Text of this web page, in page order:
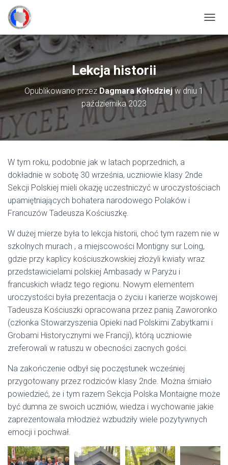
R
Ł
Ą
C
Z
N
W
I
G
Lekcja historii
Opublikowano przezDagmara Kołodziejw dniu 1
października 2023
W tym roku, podobnie jak w latach poprzednich, a
dokładnie w sobotę 30 września, uczniowie klasy 2nde
Sekcji Polskiej mieli okazję uczestniczyć w uroczystościach
upamiętniających bohatera narodowego Polaków i
Francuzów Tadeusza Kościuszkę.
W dużej mierze była to lekcja historii, choć tym razem nie w
szkolnych murach , a miejscowości Montigny sur Loing,
gdzie przy kaplicy kościuszkowskiej złożyli kwiaty wraz
przedstawicielami polskiej Ambasady w Paryżu i
francuskich władz tego regionu. Nowym elementem
uroczystości była prezentacja o życiu i karierze wojskowej
Tadeusza Kościuszki opracowana przez panią Zaworonko
(członka Stowarzyszenia Opieki nad Polskimi Zabytkami i
Grobami Historycznymi we Francji), którą uczniowie
zreferowali w ratuszu w obecności zacnych gości.
Na zakończenie odbył się poczęstunek wcześniej
przygotowany przez rodziców klasy 2nde. Można śmiało
powiedzieć, że i tym razem Sekcja Polska Montaigne może
być dumna ze swoich uczniów, wiedza i wychowanie jakie
zaprezentowala młodzież wzbudziły wiele pozytywnych
emocji i pochwał.